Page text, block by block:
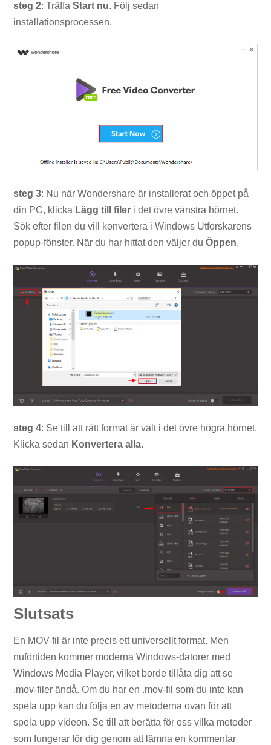
steg 2: TräffaStart nu. Följ sedan
installationsprocessen.
steg 3: Nu när Wondershare är installerat och öppet på
din PC, klicka Lägg till filer i det övre vänstra hörnet.
Sök efter filen du vill konvertera i Windows Utforskarens
popup-fönster. När du har hittat den väljer duÖppen.
steg 4: Se till att rätt format är valt i det övre högra hörnet.
Klicka sedan Konvertera alla.
Slutsats
En MOV-fil är inte precis ett universellt format. Men
nuförtiden kommer moderna Windows-datorer med
Windows Media Player, vilket borde tillåta dig att se
.mov-filer ändå. Om du har en .mov-fil som du inte kan
spela upp kan du följa en av metoderna ovan för att
spela upp videon. Se till att berätta för oss vilka metoder
som fungerar för dig genom att lämna en kommentar